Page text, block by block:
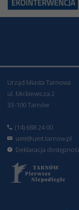
Urząd Miasta Tarnowa
ul. Mickiewicza 2
33-100 Tarnów
(14) 688 24 00
umt@umt.tarnow.pl
Deklaracja